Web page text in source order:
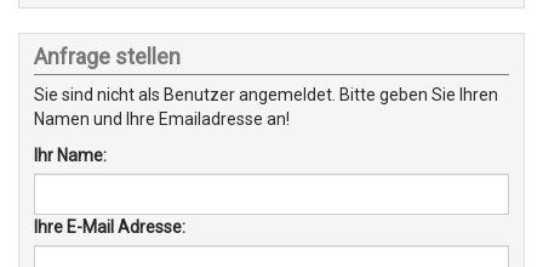
Anfrage stellen
Sie sind nicht als Benutzer angemeldet. Bitte geben Sie Ihren
Namen und Ihre Emailadresse an!
Ihr Name:
Ihre E-Mail Adresse: